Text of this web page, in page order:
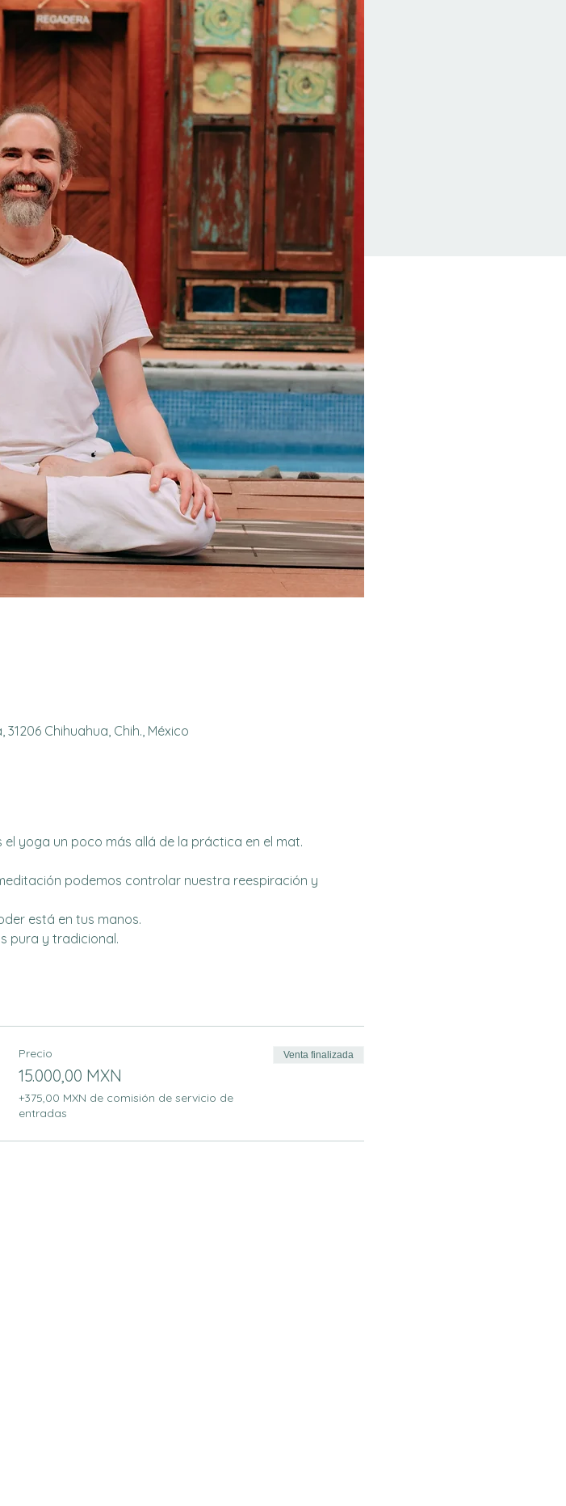
Chihuahua, Chih., México
yoga un poco más allá de la práctica en el mat.
podemos controlar nuestra reespiración y
está en tus manos.
pura y tradicional.
Precio
15.000,00 MXN
+375,00 MXN de comisión de servicio de
entradas
Venta finalizada